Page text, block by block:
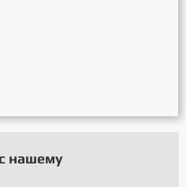
нашему